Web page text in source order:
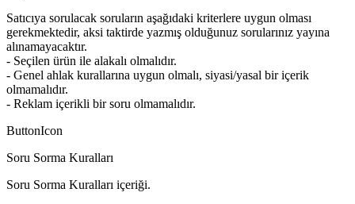
Satıcıya sorulacak soruların aşağıdaki kriterlere uygun olması
gerekmektedir, aksi taktirde yazmış olduğunuz sorularınız yayına
alınamayacaktır.
- Seçilen ürün ile alakalı olmalıdır.
- Genel ahlak kurallarına uygun olmalı, siyasi/yasal bir içerik
olmamalıdır.
- Reklam içerikli bir soru olmamalıdır.
ButtonIcon
Soru Sorma Kuralları
Soru Sorma Kuralları içeriği.